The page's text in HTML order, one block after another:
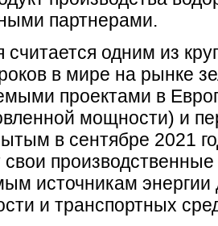
партнерами.
считается одним из
в мире на рынке
проектами в
мощности) и
в сентябре 2021
свои
источникам энергии
и транспортных